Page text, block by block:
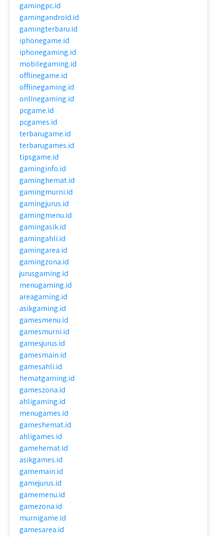
gamingpc.id
gamingandroid.id
gamingterbaru.id
iphonegame.id
iphonegaming.id
mobilegaming.id
offlinegame.id
offlinegaming.id
onlinegaming.id
pcgame.id
pcgames.id
terbarugame.id
terbarugames.id
tipsgame.id
gaminginfo.id
gaminghemat.id
gamingmurni.id
gamingjurus.id
gamingmenu.id
gamingasik.id
gamingahli.id
gamingarea.id
gamingzona.id
jurusgaming.id
menugaming.id
areagaming.id
asikgaming.id
gamesmenu.id
gamesmurni.id
gamesjurus.id
gamesmain.id
gamesahli.id
hematgaming.id
gameszona.id
ahligaming.id
menugames.id
gameshemat.id
ahligames.id
gamehemat.id
asikgames.id
gamemain.id
gamejurus.id
gamemenu.id
gamezona.id
murnigame.id
gamesarea.id